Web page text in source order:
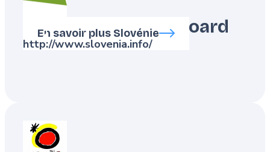
Slovenian Tourist Board
http://www.slovenia.info/
En savoir plus Slovénie